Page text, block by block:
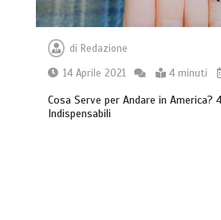
di Redazione
14 Aprile 2021
4 minuti
Cosa Serve per Andare in America?
Indispensabili